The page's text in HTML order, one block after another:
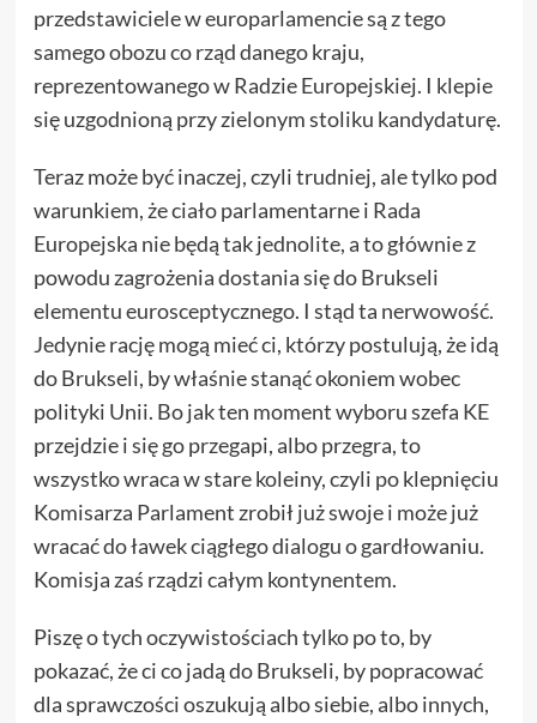
przedstawiciele w europarlamencie są z tego
samego obozu co rząd danego kraju,
reprezentowanego w Radzie Europejskiej. I klepie
się uzgodnioną przy zielonym stoliku kandydaturę.
Teraz może być inaczej, czyli trudniej, ale tylko pod
warunkiem, że ciało parlamentarne i Rada
Europejska nie będą tak jednolite, a to głównie z
powodu zagrożenia dostania się do Brukseli
elementu eurosceptycznego. I stąd ta nerwowość.
Jedynie rację mogą mieć ci, którzy postulują, że idą
do Brukseli, by właśnie stanąć okoniem wobec
polityki Unii. Bo jak ten moment wyboru szefa KE
przejdzie i się go przegapi, albo przegra, to
wszystko wraca w stare koleiny, czyli po klepnięciu
Komisarza Parlament zrobił już swoje i może już
wracać do ławek ciągłego dialogu o gardłowaniu.
Komisja zaś rządzi całym kontynentem.
Piszę o tych oczywistościach tylko po to, by
pokazać, że ci co jadą do Brukseli, by popracować
dla sprawczości oszukują albo siebie, albo innych,